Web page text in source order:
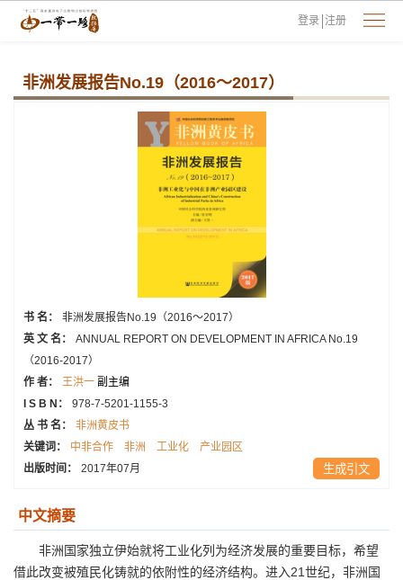
登录 注册
非洲发展报告No.19（2016～2017）
书 名：
非洲发展报告No.19（2016～2017）
英 文 名：
ANNUAL REPORT ON DEVELOPMENT IN AFRICA No.19
（2016-2017）
作 者：
王洪一 副主编
I S B N：
978-7-5201-1155-3
丛 书 名：
非洲黄皮书
关键词：
中非合作 非洲 工业化
产业园区
出版时间：
2017年07月 生成引文
中文摘要
非洲国家独立伊始就将工业化列为经济发展的重要目标，希望
借此改变被殖民化铸就的依附性的经济结构。进入21世纪，非洲国